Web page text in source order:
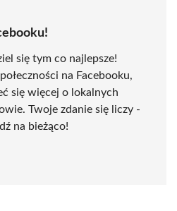
się tym co najlepsze!
na Facebooku,
się więcej o lokalnych
Twoje zdanie się liczy -
na bieżąco!